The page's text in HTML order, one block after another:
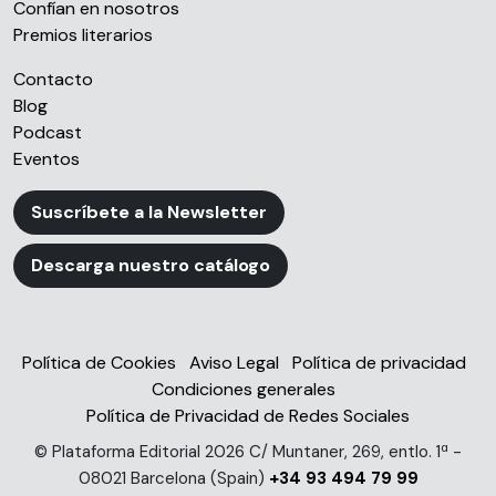
Confían en nosotros
Premios literarios
Contacto
Blog
Podcast
Eventos
Suscríbete a la Newsletter
Descarga nuestro catálogo
Política de Cookies Aviso Legal
Política de privacidad
Condiciones generales
Política de Privacidad de Redes Sociales
© Plataforma Editorial 2026 C/ Muntaner, 269, entlo. 1ª -
08021 Barcelona (Spain) +34 93 494 79 99